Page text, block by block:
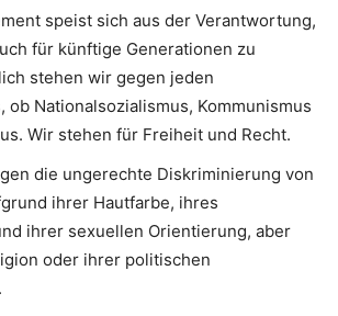
speist sich aus der Verantwortung,
für künftige Generationen zu
stehen wir gegen jeden
ob Nationalsozialismus, Kommunismus
Wir stehen für Freiheit und Recht.
die ungerechte Diskriminierung von
ihrer Hautfarbe, ihres
ihrer sexuellen Orientierung, aber
oder ihrer politischen